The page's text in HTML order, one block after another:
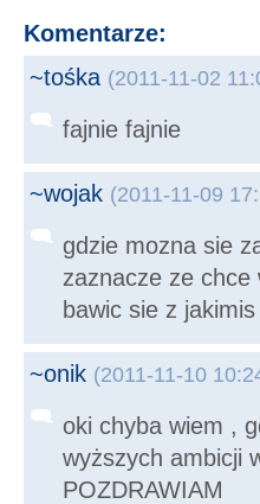
Komentarze:
~tośka (2011-11-02
fajnie fajnie
~wojak (2011-11-09
gdzie mozna sie
zaznacze ze
bawic sie z
~onik (2011-11-10
oki chyba wiem ,
wyższych ambicji
POZDRAWIAM